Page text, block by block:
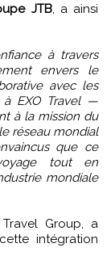
JTB, a ainsi
à travers
envers le
avec les
à EXO Travel —
à la mission du
réseau mondial
que ce
tout en
mondiale
Travel Group, a
intégration